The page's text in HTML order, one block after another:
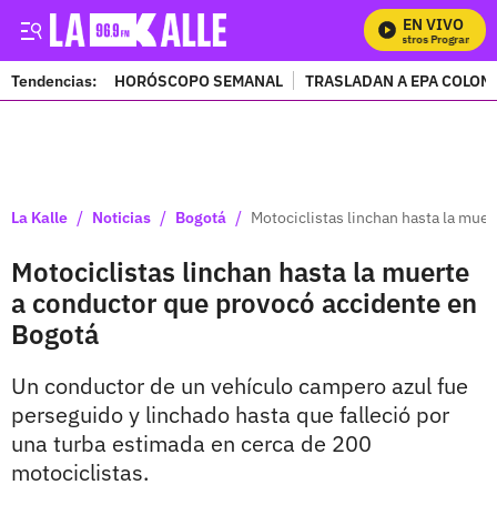
EN VIVO
Tendencias: HORÓSCOPO SEMANAL TRASLADAN A EPA
La Kalle / Noticias / Bogotá / Motociclistas linchan hasta la
Motociclistas linchan hasta la muerte
a conductor que provocó accidente en
Bogotá
Un conductor de un vehículo campero azul fue
perseguido y linchado hasta que falleció por
una turba estimada en cerca de 200
motociclistas.